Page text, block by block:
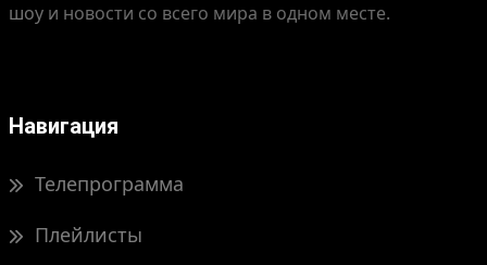
шоу и новости со всего мира в одном месте.
Навигация
Телепрограмма
Плейлисты